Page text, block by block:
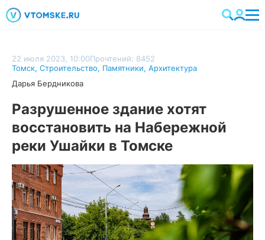
22 июля 2023, 10:00Прочтений: 8452
Томск, Строительство, Памятники, Архитектура
Дарья Бердникова
Разрушенное здание хотят
восстановить на Набережной
реки Ушайки в Томске